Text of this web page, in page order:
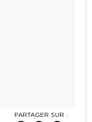
PARTAGER SUR :